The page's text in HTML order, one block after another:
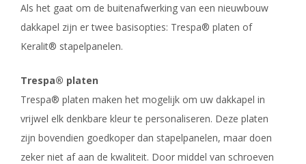
Als het gaat om de buitenafwerking van een nieuwbouw
dakkapel zijn er twee basisopties: Trespa® platen of
Keralit® stapelpanelen.
Trespa® platen
Trespa® platen maken het mogelijk om uw dakkapel in
vrijwel elk denkbare kleur te personaliseren. Deze platen
zijn bovendien goedkoper dan stapelpanelen, maar doen
zeker niet af aan de kwaliteit. Door middel van schroeven